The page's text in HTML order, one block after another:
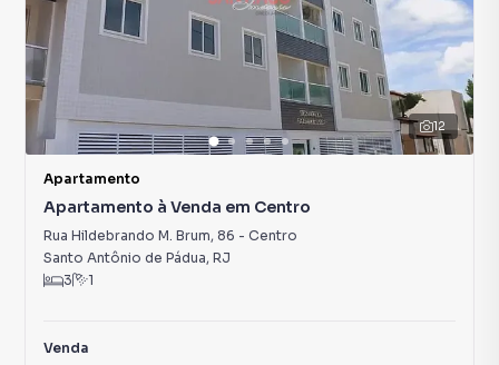
12
Apartamento
Apartamento à Venda em Centro
Rua Hildebrando M. Brum, 86 - Centro
Santo Antônio de Pádua, RJ
3
1
Venda